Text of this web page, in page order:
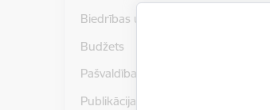
Biedrības un nodibinājumi
Budžets
Pašvaldības publiskais pārskats
Publikācijas un pētījumi